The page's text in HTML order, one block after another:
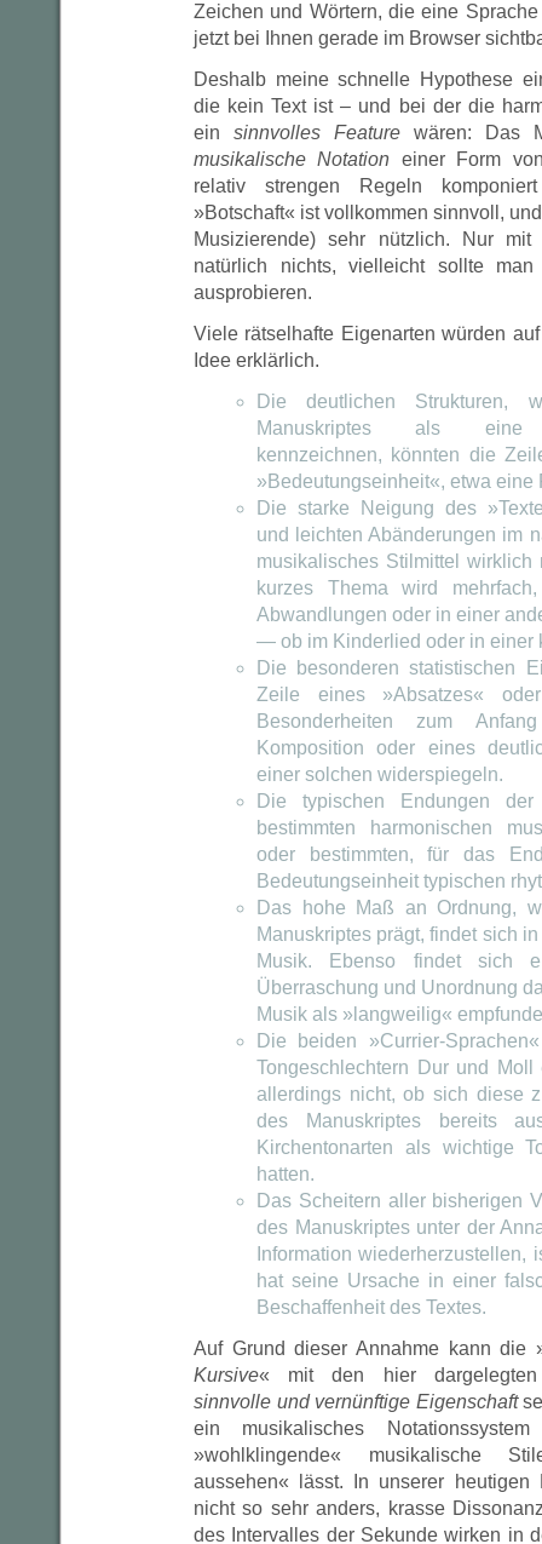
Zeichen und Wörtern, die eine
jetzt bei Ihnen gerade im Browser
Deshalb meine schnelle Hypothese
die kein Text ist – und bei der die
ein sinnvolles Feature wären: Das
musikalische Notation einer Form
relativ strengen Regeln
»Botschaft« ist vollkommen sinnvoll,
Musizierende) sehr nützlich. Nur
natürlich nichts, vielleicht sollte
ausprobieren.
Viele rätselhafte Eigenarten würden
Idee erklärlich.
Die deutlichen Strukturen,
Manuskriptes als eine
kennzeichnen, könnten die
»Bedeutungseinheit«, etwa eine
Die starke Neigung des
und leichten Abänderungen im
musikalisches Stilmittel
kurzes Thema wird
Abwandlungen oder in einer
— ob im Kinderlied oder in einer
Die besonderen statistischen
Zeile eines »Absatzes«
Besonderheiten zum
Komposition oder eines
einer solchen widerspiegeln.
Die typischen Endungen der
bestimmten harmonischen
oder bestimmten, für das
Bedeutungseinheit typischen
Das hohe Maß an Ordnung,
Manuskriptes prägt, findet sich
Musik. Ebenso findet sich
Überraschung und Unordnung
Musik als »langweilig«
Die beiden »Currier-
Tongeschlechtern Dur und
allerdings nicht, ob sich diese
des Manuskriptes bereits
Kirchentonarten als wichtige
hatten.
Das Scheitern aller bisherigen
des Manuskriptes unter der
Information wiederherzustellen,
hat seine Ursache in einer
Beschaffenheit des Textes.
Auf Grund dieser Annahme kann die
Kursive« mit den hier dargelegten
sinnvolle und vernünftige Eigenschaft
ein musikalisches
»wohlklingende« musikalische
aussehen« lässt. In unserer heutigen
nicht so sehr anders, krasse
des Intervalles der Sekunde wirken in